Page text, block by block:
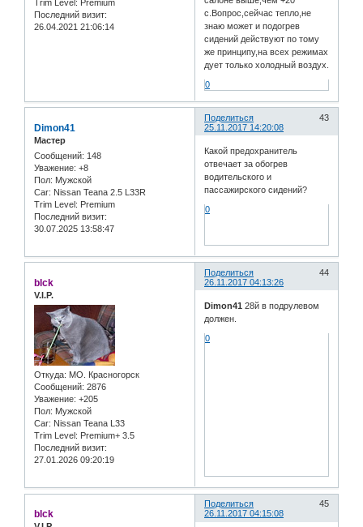
Trim Level: Premium
Последний визит:
26.04.2021 21:06:14
с.Вопрос,сейчас тепло,не
знаю может и подогрев
сидений действуют по тому
же принципу,на всех режимах
дует только холодный воздух.
0
Поделиться
43
25.11.2017 14:20:08
Dimon41
Мастер
Сообщений: 148
Уважение: +8
Пол: Мужской
Car: Nissan Teana 2.5 L33R
Trim Level: Premium
Последний визит:
30.07.2025 13:58:47
Какой предохранитель
отвечает за обогрев
водительского и
пассажирского сидений?
0
Поделиться
44
26.11.2017 04:13:26
blck
V.I.P.
Откуда: МО. Красногорск
Сообщений: 2876
Уважение: +205
Пол: Мужской
Car: Nissan Teana L33
Trim Level: Premium+ 3.5
Последний визит:
27.01.2026 09:20:19
Dimon41 28й в подрулевом
должен.
0
Поделиться
45
26.11.2017 04:15:08
blck